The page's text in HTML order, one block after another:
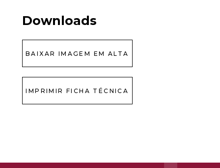
Downloads
BAIXAR IMAGEM EM ALTA
IMPRIMIR FICHA TÉCNICA